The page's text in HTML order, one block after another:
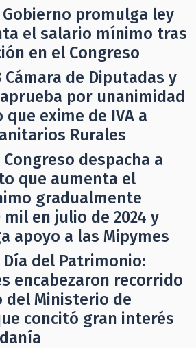
Gobierno promulga ley
el salario mínimo tras
en el Congreso
Cámara de Diputadas y
por unanimidad
exime de IVA a
Rurales
Congreso despacha a
que aumenta el
gradualmente
mil en julio de 2024 y
apoyo a las Mipymes
Día del Patrimonio:
encabezaron recorrido
del Ministerio de
concitó gran interés